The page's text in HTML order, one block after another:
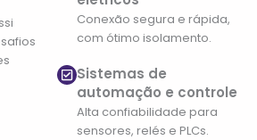
Conexão segura e rápida,
com ótimo isolamento.
Sistemas de
automação e controle
Alta confiabilidade para
sensores, relés e PLCs.